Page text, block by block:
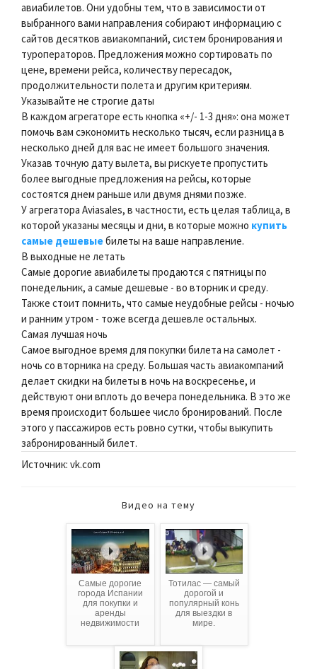
авиабилетов. Они удобны тем, что в зависимости от
выбранного вами направления собирают информацию с
сайтов десятков авиакомпаний, систем бронирования и
туроператоров. Предложения можно сортировать по
цене, времени рейса, количеству пересадок,
продолжительности полета и другим критериям.
Указывайте не строгие даты
В каждом агрегаторе есть кнопка «+/- 1-3 дня»: она может
помочь вам сэкономить несколько тысяч, если разница в
несколько дней для вас не имеет большого значения.
Указав точную дату вылета, вы рискуете пропустить
более выгодные предложения на рейсы, которые
состоятся днем раньше или двумя днями позже.
У агрегатора Aviasales, в частности, есть целая таблица, в
которой указаны месяцы и дни, в которые можно купить
самые дешевыебилеты на ваше направление.
В выходные не летать
Самые дорогие авиабилеты продаются с пятницы по
понедельник, а самые дешевые - во вторник и среду.
Также стоит помнить, что самые неудобные рейсы - ночью
и ранним утром - тоже всегда дешевле остальных.
Самая лучшая ночь
Самое выгодное время для покупки билета на самолет -
ночь со вторника на среду. Большая часть авиакомпаний
делает скидки на билеты в ночь на воскресенье, и
действуют они вплоть до вечера понедельника. В это же
время происходит большее число бронирований. После
этого у пассажиров есть ровно сутки, чтобы выкупить
забронированный билет.
Источник: vk.com
Видео на тему
Самые дорогие
города Испании
для покупки и
аренды
недвижимости
Тотилас — самый
дорогой и
популярный конь
для выездки в
мире.